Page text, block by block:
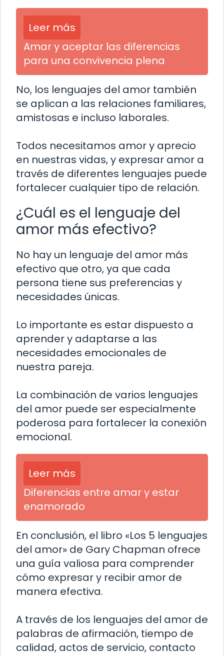
Leer más
Amar y aceptar las diferencias
para una convivencia plena
No, los lenguajes del amor también
se aplican a las relaciones familiares,
amistosas e incluso laborales.
Todos necesitamos amor y aprecio
en nuestras vidas, y expresar amor a
través de diferentes lenguajes puede
fortalecer cualquier tipo de relación.
¿Cuál es el lenguaje del
amor más efectivo?
No hay un lenguaje del amor más
efectivo que otro, ya que cada
persona tiene sus preferencias y
necesidades únicas.
Lo importante es estar dispuesto a
aprender y adaptarse a las
necesidades emocionales de
nuestra pareja.
La combinación de varios lenguajes
del amor puede ser especialmente
poderosa para fortalecer la conexión
emocional.
Leer más
Diferencias entre amar y estar
enamorado
En conclusión, el libro «Los 5 lenguajes
del amor» de Gary Chapman ofrece
una guía valiosa para comprender
cómo expresar y recibir amor de
manera efectiva.
A través de los lenguajes del amor de
palabras de afirmación, tiempo de
calidad, actos de servicio, contacto